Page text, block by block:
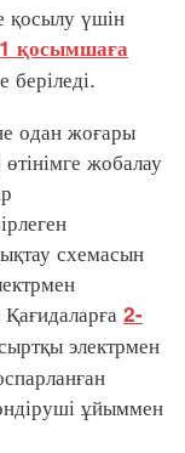
үшін
1 қосымшаға
беріледі.
одан жоғары
жобалау
схемасын
2-
электрмен
ұйыммен